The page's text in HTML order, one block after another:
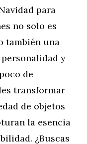
para
no solo es
también una
y
de
transformar
de objetos
la esencia
¿Buscas